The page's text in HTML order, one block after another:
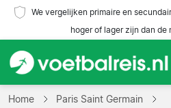
We vergelijken primaire en
hoger of lager zijn dan de
Home
Home
Paris Saint Germain